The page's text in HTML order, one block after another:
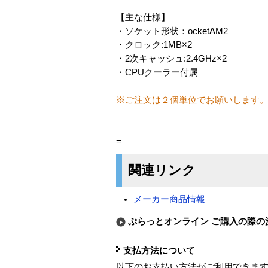
【主な仕様】
・ソケット形状：ocketAM2
・クロック:1MB×2
・2次キャッシュ:2.4GHz×2
・CPUクーラー付属
※ご注文は２個単位でお願いします。
=
関連リンク
メーカー商品情報
ぷらっとオンライン ご購入の際の
支払方法について